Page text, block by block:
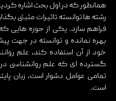
همانطور که در اول بحث اشاره
رشته ها توانسته تاثیرات مثبتی
فراهم سازد. یکی از حوزه هایی که
بهره نمانده و توانسته در جهت
خود از آن استفاده کند، علم
گسترده ای که علم روانشناسی
تمامی عوامل دشوار است، زبان
است.